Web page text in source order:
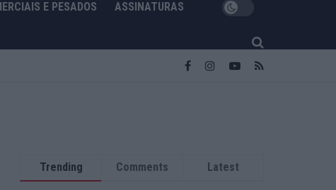
E PESADOS ASSINATURAS
Trending Comments Latest